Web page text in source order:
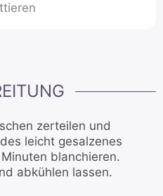
zerteilen und
leicht gesalzenes
blanchieren.
abkühlen lassen.